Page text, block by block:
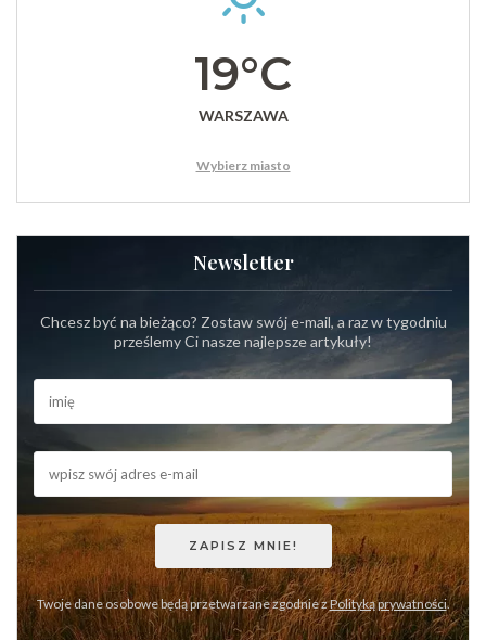
19°C
WARSZAWA
Wybierz miasto
Newsletter
Chcesz być na bieżąco? Zostaw swój e-mail, a raz w tygodniu
prześlemy Ci nasze najlepsze artykuły!
Twoje dane osobowe będą przetwarzane zgodnie zPolityką prywatności.